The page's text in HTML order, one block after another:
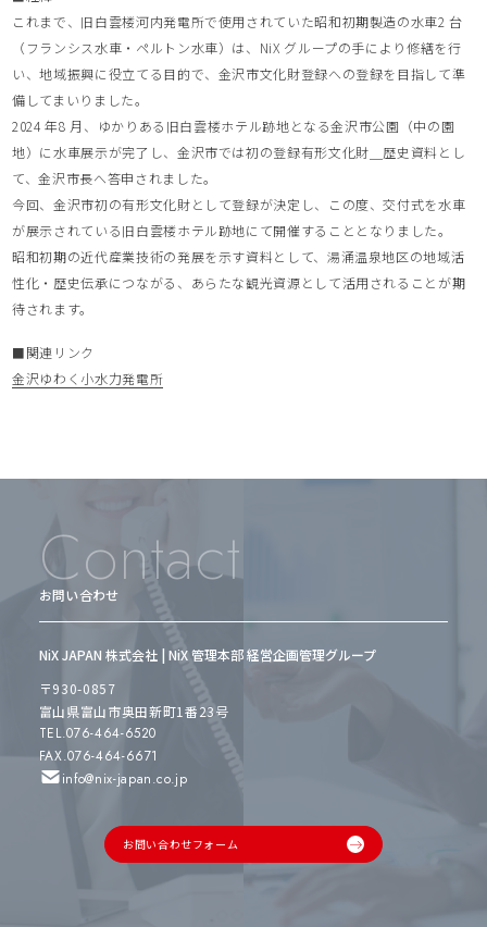
これまで、旧白雲楼河内発電所で使用されていた昭和初期製造の水車2 台
（フランシス水車・ペルトン水車）は、NiX グループの手により修繕を行
い、地域振興に役立てる目的で、金沢市文化財登録への登録を目指して準
備してまいりました。
2024 年8 月、ゆかりある旧白雲楼ホテル跡地となる金沢市公園（中の園
地）に水車展示が完了し、金沢市では初の登録有形文化財＿歴史資料とし
て、金沢市長へ答申されました。
今回、金沢市初の有形文化財として登録が決定し、この度、交付式を水車
が展示されている旧白雲楼ホテル跡地にて開催することとなりました。
昭和初期の近代産業技術の発展を示す資料として、湯涌温泉地区の地域活
性化・歴史伝承につながる、あらたな観光資源として活用されることが期
待されます。
■関連リンク
金沢ゆわく小水力発電所
Contact
お問い合わせ
NiX JAPAN 株式会社 | NiX 管理本部 経営企画管理グループ
〒930-0857
富山県富山市奥田新町1番23号
TEL.076-464-6520
FAX.076-464-6671
info@nix-japan.co.jp
お問い合わせフォーム